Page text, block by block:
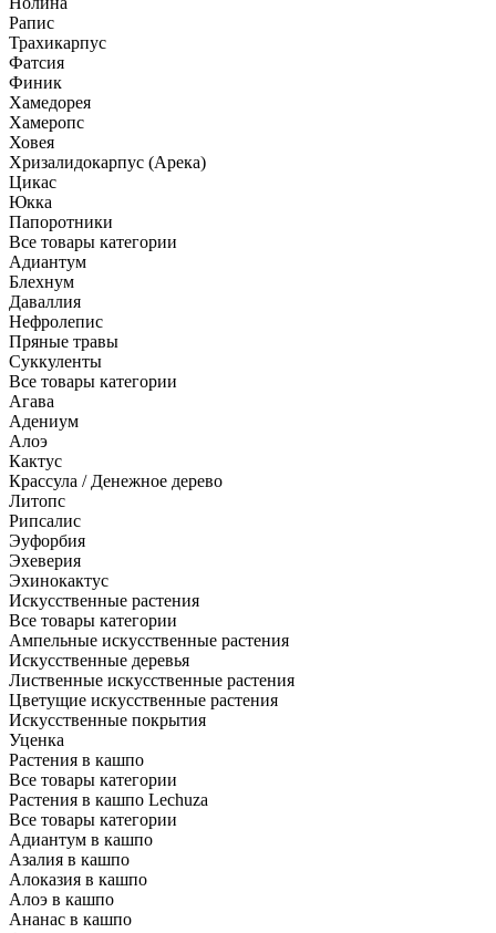
Рапис
Трахикарпус
Фатсия
Финик
Хамедорея
Хамеропс
Ховея
Хризалидокарпус (Арека)
Цикас
Юкка
Папоротники
Все товары категории
Адиантум
Блехнум
Даваллия
Нефролепис
Пряные травы
Суккуленты
Все товары категории
Агава
Адениум
Алоэ
Кактус
Крассула / Денежное дерево
Литопс
Рипсалис
Эуфорбия
Эхеверия
Эхинокактус
Искусственные растения
Все товары категории
Ампельные искусственные растения
Искусственные деревья
Лиственные искусственные растения
Цветущие искусственные растения
Искусственные покрытия
Уценка
Растения в кашпо
Все товары категории
Растения в кашпо Lechuza
Все товары категории
Адиантум в кашпо
Азалия в кашпо
Алоказия в кашпо
Алоэ в кашпо
Ананас в кашпо